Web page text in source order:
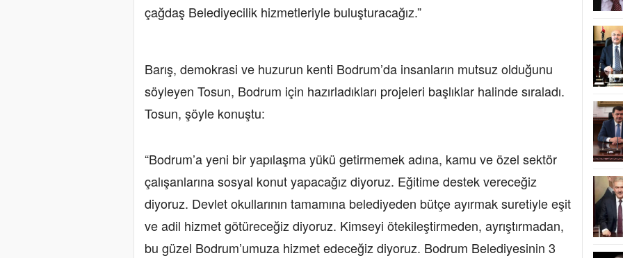
çağdaş Belediyecilik hizmetleriyle buluşturacağız.”
Barış, demokrasi ve huzurun kenti Bodrum’da insanların mutsuz olduğunu
söyleyen Tosun, Bodrum için hazırladıkları projeleri başlıklar halinde sıraladı.
Tosun, şöyle konuştu:
“Bodrum’a yeni bir yapılaşma yükü getirmemek adına, kamu ve özel sektör
çalışanlarına sosyal konut yapacağız diyoruz. Eğitime destek vereceğiz
diyoruz. Devlet okullarının tamamına belediyeden bütçe ayırmak suretiyle eşit
ve adil hizmet götüreceğiz diyoruz. Kimseyi ötekileştirmeden, ayrıştırmadan,
bu güzel Bodrum’umuza hizmet edeceğiz diyoruz. Bodrum Belediyesinin 3